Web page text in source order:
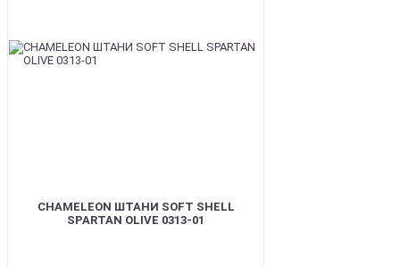
CHAMELEON ШТАНИ SOFT SHELL
SPARTAN OLIVE 0313-01